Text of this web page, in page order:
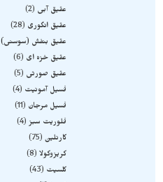
عقیق آبی
2
عقیق انگوری
28
عقیق بنفش (سوسنی)
عقیق خزه ای
6
عقیق صورتی
5
فسیل آمونیت
4
فسیل مرجان
11
فلوریت سبز 4
کارنلین 75
کریزوکولا 8
کلسیت
43